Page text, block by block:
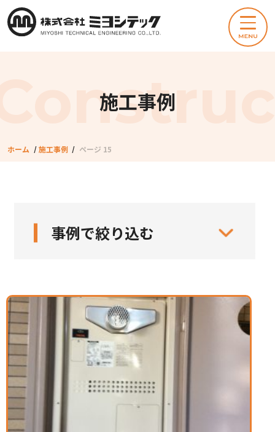
施工事例
ホーム /施工事例 / ページ 15
事例で絞り込む